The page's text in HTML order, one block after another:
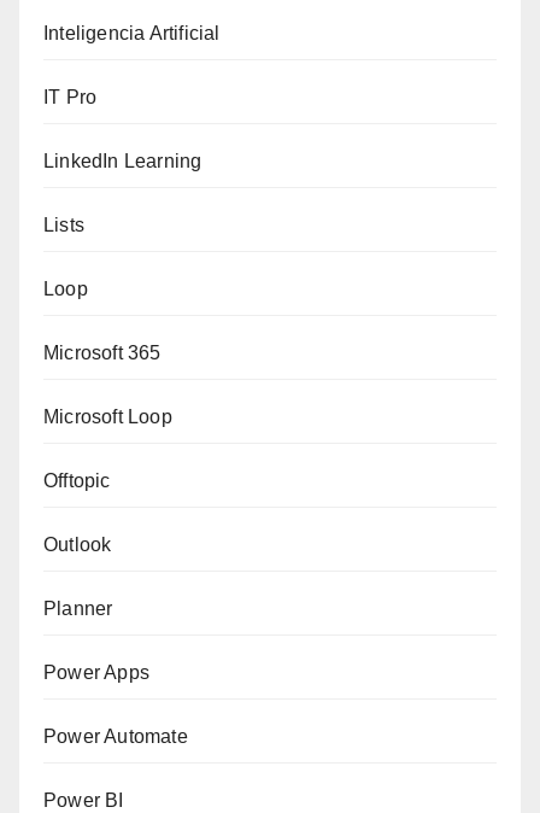
Inteligencia Artificial
IT Pro
LinkedIn Learning
Lists
Loop
Microsoft 365
Microsoft Loop
Offtopic
Outlook
Planner
Power Apps
Power Automate
Power BI